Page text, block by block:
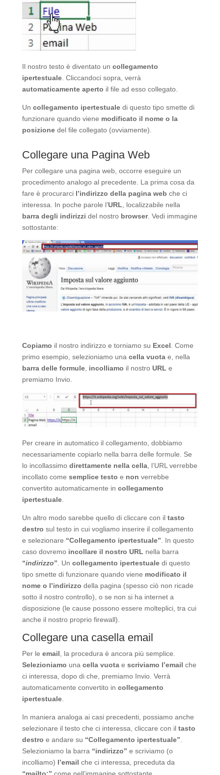
Il nostro testo è diventato un collegamento
ipertestuale. Cliccandoci sopra, verrà
automaticamente aperto il file ad esso collegato.
Un collegamento ipertestualedi questo tipo smette di
funzionare quando viene modificato il nome o la
posizionedel file collegato (ovviamente).
Collegare una Pagina Web
Per collegare una pagina web, occorre eseguire un
procedimento analogo al precedente. La prima cosa da
fare è procurarci l’indirizzo della pagina web che ci
interessa. In poche parole l’URL , localizzabile nella
barra degli indirizzi del nostro browser. Vedi immagine
sottostante:
Copiamo il nostro indirizzo e torniamo su Excel . Come
primo esempio, selezioniamo una cella vuotae, nella
barra delle formule, incolliamo il nostro URL e
premiamo Invio.
Per creare in automatico il collegamento, dobbiamo
necessariamente copiarlo nella barra delle formule. Se
lo incollassimo direttamente nella cella, l’URL verrebbe
incollato come semplice testo e non verrebbe
convertito automaticamente in collegamento
ipertestuale.
Un altro modo sarebbe quello di cliccare con il tasto
destro sul testo in cui vogliamo inserire il collegamento
e selezionare “Collegamento ipertestuale” . In questo
caso dovremo incollare il nostro URL nella barra
“indirizzo” . Un collegamento ipertestualedi questo
tipo smette di funzionare quando viene modificato il
nome o l’indirizzo della pagina (spesso ciò non ricade
sotto il nostro controllo), o se non si ha internet a
disposizione (le cause possono essere molteplici, tra cui
anche il nostro proprio firewall).
Collegare una casella email
Per le email , la procedura è ancora più semplice.
Selezioniamo una cella vuotae scriviamo l’email che
ci interessa, dopo di che, premiamo Invio. Verrà
automaticamente convertito in collegamento
ipertestuale.
In maniera analoga ai casi precedenti, possiamo anche
selezionare il testo che ci interessa, cliccare con il tasto
destro e andare su “Collegamento ipertestuale”
Selezioniamo la barra “indirizzo” e scriviamo (o
incolliamo) l’email che ci interessa, preceduta da
“mailto:” come nell’immagine sottostante.